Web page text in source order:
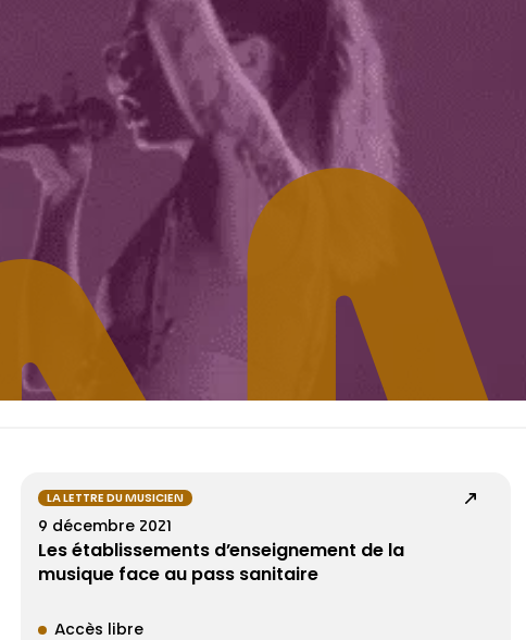
LA LETTRE DU MUSICIEN
9 décembre 2021
Les établissements d’enseignement de la
musique face au pass sanitaire
Accès libre